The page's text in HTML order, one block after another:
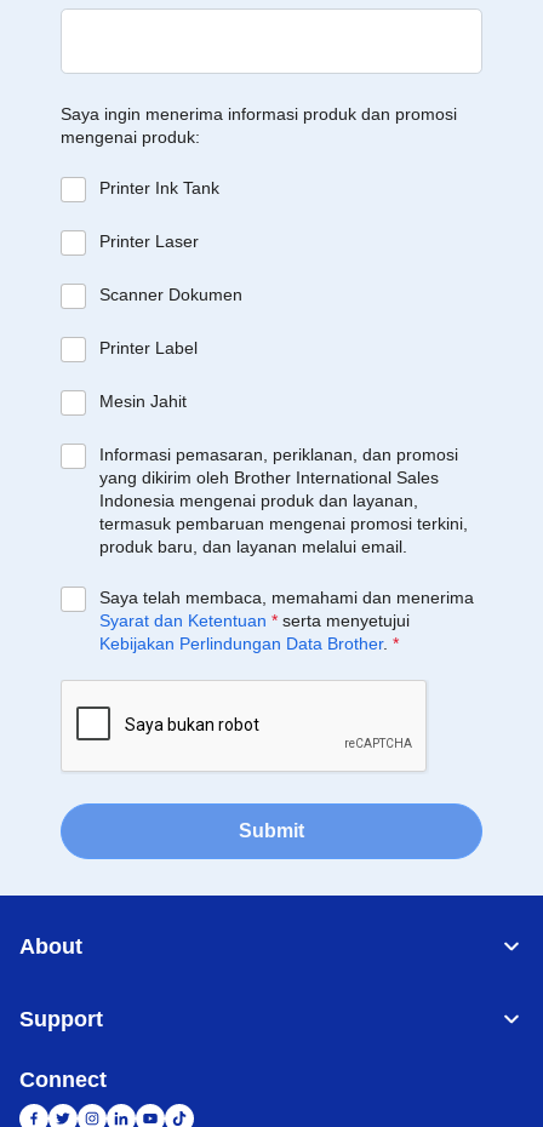
Saya ingin menerima informasi produk dan promosi
mengenai produk:
Printer Ink Tank
Printer Laser
Scanner Dokumen
Printer Label
Mesin Jahit
Informasi pemasaran, periklanan, dan promosi
yang dikirim oleh Brother International Sales
Indonesia mengenai produk dan layanan,
termasuk pembaruan mengenai promosi terkini,
produk baru, dan layanan melalui email.
Saya telah membaca, memahami dan menerima
Syarat dan Ketentuan * serta menyetujui
Kebijakan Perlindungan Data Brother. *
Submit
About
Support
Connect